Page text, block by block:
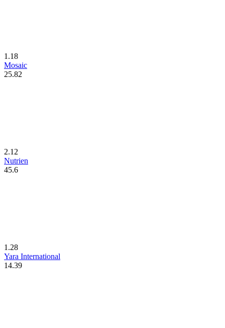
1.18
Mosaic
25.82
2.12
Nutrien
45.6
1.28
Yara International
14.39